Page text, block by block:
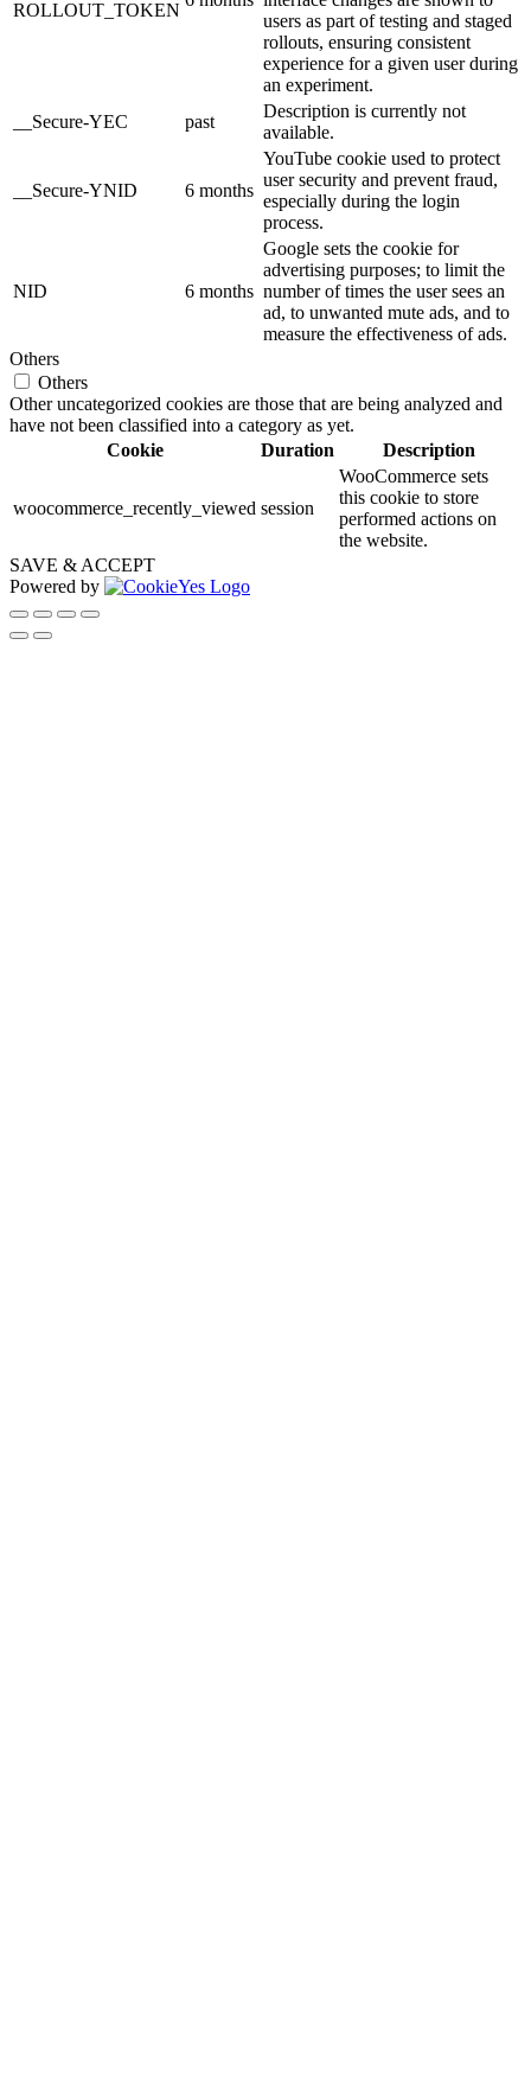
ROLLOUT_TOKEN
users as part of testing and staged
rollouts, ensuring consistent
experience for a given user during
an experiment.
__Secure-YEC
past
Description is currently not
available.
__Secure-YNID 6 months
YouTube cookie used to protect
user security and prevent fraud,
especially during the login
process.
NID 6 months
Google sets the cookie for
advertising purposes; to limit the
number of times the user sees an
ad, to unwanted mute ads, and to
measure the effectiveness of ads.
Others
Others
Other uncategorized cookies are those that are being analyzed and
have not been classified into a category as yet.
Cookie
Duration Description
woocommerce_recently_viewed session
WooCommerce sets
this cookie to store
performed actions on
the website.
SAVE & ACCEPT
Powered by